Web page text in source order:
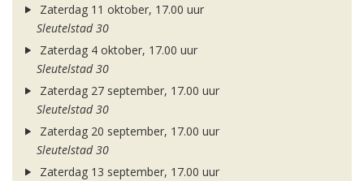
Zaterdag 11 oktober, 17.00 uur
Sleutelstad 30
Zaterdag 4 oktober, 17.00 uur
Sleutelstad 30
Zaterdag 27 september, 17.00 uur
Sleutelstad 30
Zaterdag 20 september, 17.00 uur
Sleutelstad 30
Zaterdag 13 september, 17.00 uur